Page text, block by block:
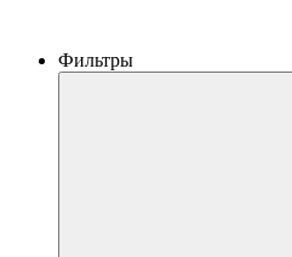
Фильтры